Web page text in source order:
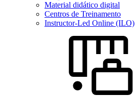
Material didático digital
Centros de Treinamento
Instructor-Led Online (ILO)